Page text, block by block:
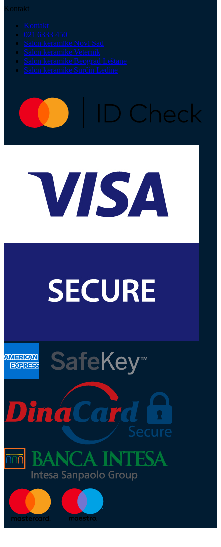
Kontakt
Kontakt
021 6333 450
Salon keramike Novi Sad
Salon keramike Veternik
Salon keramike Beograd Leštane
Salon keramike Surčin Ledine